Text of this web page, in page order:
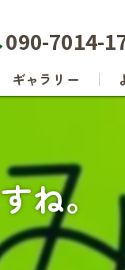
090-7014-
ギャラリー
ね。